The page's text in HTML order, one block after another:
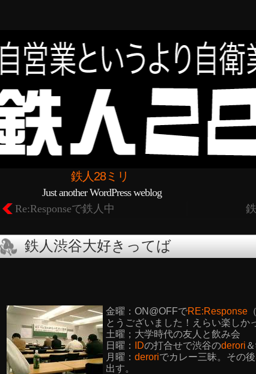
鉄人28ミリ
Just another WordPress weblog
Re:Responseで鉄人中
鉄人渋谷大好きってば
金曜：ON@OFFでRE:Response
とうございました！えらい楽しか
土曜；大学時代の友人と飲み会
日曜：
IDの打合せで渋谷のderori
月曜： deroriでカレー三昧。その後
出す。